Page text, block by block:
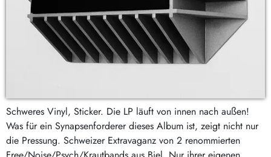
Schweres Vinyl, Sticker. Die LP läuft von innen nach außen!
Was für ein Synapsenforderer dieses Album ist, zeigt nicht nur
die Pressung. Schweizer Extravaganz von 2 renommierten